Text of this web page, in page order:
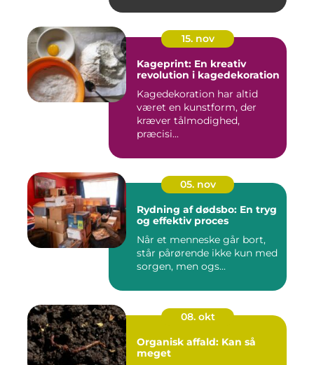
15. nov
Kageprint: En kreativ
revolution i kagedekoration
Kagedekoration har altid
været en kunstform, der
kræver tålmodighed,
præcisi...
05. nov
Rydning af dødsbo: En tryg
og effektiv proces
Når et menneske går bort,
står pårørende ikke kun med
sorgen, men ogs...
08. okt
Organisk affald: Kan så
meget